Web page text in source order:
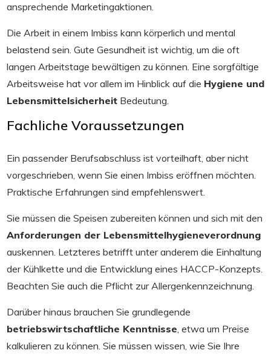
ansprechende Marketingaktionen.
Die Arbeit in einem Imbiss kann körperlich und mental
belastend sein. Gute Gesundheit ist wichtig, um die oft
langen Arbeitstage bewältigen zu können. Eine sorgfältige
Arbeitsweise hat vor allem im Hinblick auf die Hygiene und
Lebensmittelsicherheit Bedeutung.
Fachliche Voraussetzungen
Ein passender Berufsabschluss ist vorteilhaft, aber nicht
vorgeschrieben, wenn Sie einen Imbiss eröffnen möchten.
Praktische Erfahrungen sind empfehlenswert.
Sie müssen die Speisen zubereiten können und sich mit den
Anforderungen der Lebensmittelhygieneverordnung
auskennen. Letzteres betrifft unter anderem die Einhaltung
der Kühlkette und die Entwicklung eines HACCP-Konzepts.
Beachten Sie auch die Pflicht zur Allergenkennzeichnung.
Darüber hinaus brauchen Sie grundlegende
betriebswirtschaftliche Kenntnisse, etwa um Preise
kalkulieren zu können. Sie müssen wissen, wie Sie Ihre